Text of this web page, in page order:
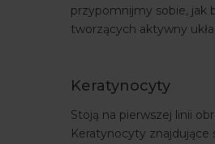
przypomnijmy sobie, jak
tworzących aktywny
Keratynocyty
Stoją na pierwszej linii
Keratynocyty znajdujące